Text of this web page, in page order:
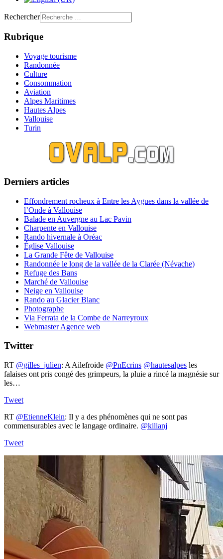
Rechercher
Rubrique
Voyage tourisme
Randonnée
Culture
Consommation
Aviation
Alpes Maritimes
Hautes Alpes
Vallouise
Turin
Derniers articles
Effondrement rocheux à Entre les Aygues dans la vallée de
l’Onde à Vallouise
Balade en Auvergne au Lac Pavin
Charpente en Vallouise
Rando hivernale à Oréac
Église Vallouise
La Grande Fête de Vallouise
Randonnée le long de la vallée de la Clarée (Névache)
Refuge des Bans
Marché de Vallouise
Neige en Vallouise
Rando au Glacier Blanc
Photographe
Via Ferrata de la Combe de Narreyroux
Webmaster Agence web
Twitter
RT @gilles_julien: A Ailefroide ⁦ @PnEcrins @hautesalpes ⁩ les
falaises ont pris congé des grimpeurs, la pluie a rincé la magnésie sur
les…
Tweet
RT @EtienneKlein: Il y a des phénomènes qui ne sont pas
commensurables avec le langage ordinaire. @kilianj
Tweet